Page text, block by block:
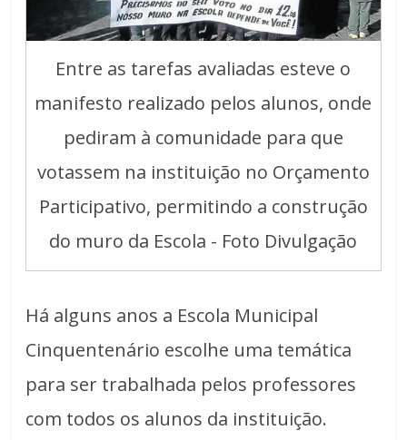
Entre as tarefas avaliadas esteve o
manifesto realizado pelos alunos, onde
pediram à comunidade para que
votassem na instituição no Orçamento
Participativo, permitindo a construção
do muro da Escola - Foto Divulgação
Há alguns anos a Escola Municipal
Cinquentenário escolhe uma temática
para ser trabalhada pelos professores
com todos os alunos da instituição.